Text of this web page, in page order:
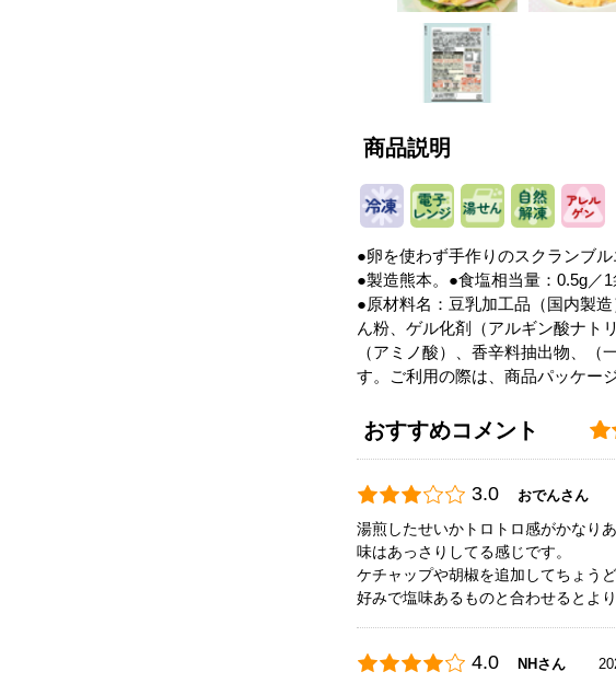
商品説明
●卵を使わず手作りのスクランブ
●製造熊本。●食塩相当量：0.5g／1
●原材料名：豆乳加工品（国内製
ん粉、ゲル化剤（アルギン酸ナト
（アミノ酸）、香辛料抽出物、
す。ご利用の際は、商品パッケー
おすすめコメント
3.0 おでんさん
湯煎したせいかトロトロ感がかなりあ
味はあっさりしてる感じです。
ケチャップや胡椒を追加してちょうど
好みで塩味あるものと合わせるとよ
4.0 NHさん